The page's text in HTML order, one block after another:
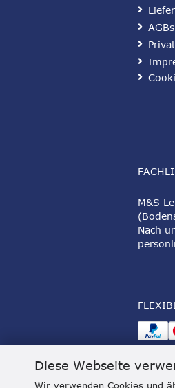
Diese Webseite
Wir verwenden Cookies und
AGBs
M&S
Nach